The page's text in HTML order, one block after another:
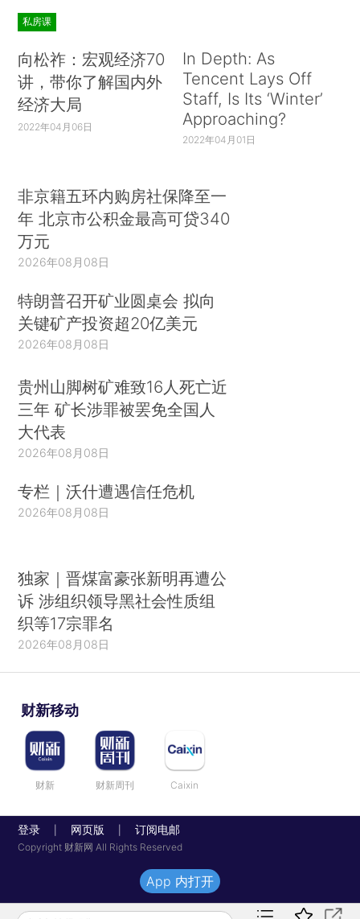
私房课
向松祚：宏观经济70
讲，带你了解国内外
经济大局
2022年04月06日
In Depth: As
Tencent Lays Off
Staff, Is Its ‘Winter’
Approaching?
2022年04月01日
非京籍五环内购房社保降至一
年 北京市公积金最高可贷340
万元
2026年08月08日
特朗普召开矿业圆桌会 拟向
关键矿产投资超20亿美元
2026年08月08日
贵州山脚树矿难致16人死亡近
三年 矿长涉罪被罢免全国人
大代表
2026年08月08日
专栏｜沃什遭遇信任危机
2026年08月08日
独家｜晋煤富豪张新明再遭公
诉 涉组织领导黑社会性质组
织等17宗罪名
2026年08月08日
财新移动
财新 财新周刊 Caixin
登录 网页版 订阅电邮
Copyright 财新网 All Rights Reserved
App 内打开